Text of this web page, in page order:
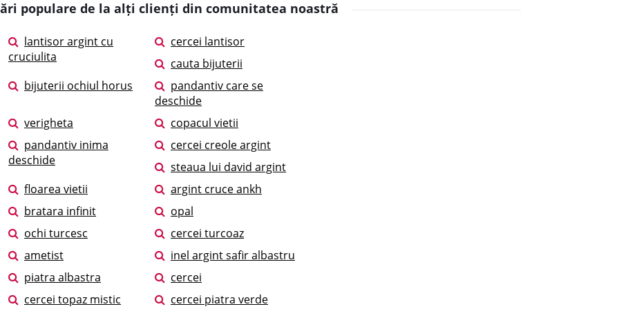
populare de la alți clienți din comunitatea noastră
lantisor argint cu
cruciulita
cercei lantisor
cauta bijuterii
bijuterii ochiul horus
pandantiv care se
deschide
verigheta
copacul vietii
pandantiv inima
deschide
cercei creole argint
steaua lui david argint
floarea vietii
argint cruce ankh
bratara infinit
opal
ochi turcesc
cercei turcoaz
ametist
inel argint safir albastru
piatra albastra
cercei
cercei topaz mistic
cercei piatra verde